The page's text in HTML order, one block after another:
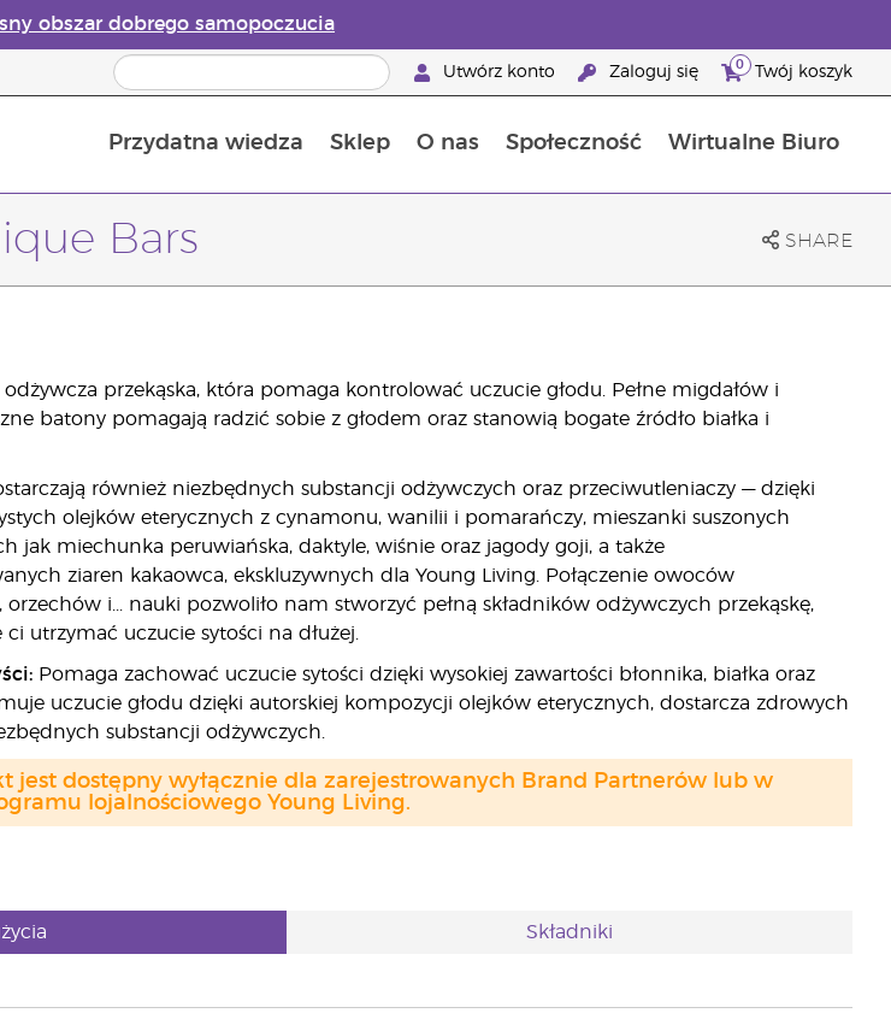
obszar dobrego samopoczucia
Utwórz konto Zaloguj się 0 Twój koszyk
Przydatna wiedza Sklep O nas Społeczność Wirtualne Biuro
Bars SHARE
przekąska, która pomaga kontrolować uczucie głodu. Pełne migdałów i
batony pomagają radzić sobie z głodem oraz stanowią bogate źródło białka i
również niezbędnych substancji odżywczych oraz przeciwutleniaczy — dzięki
olejków eterycznych z cynamonu, wanilii i pomarańczy, mieszanki suszonych
jak miechunka peruwiańska, daktyle, wiśnie oraz jagody goji, a także
ziaren kakaowca, ekskluzywnych dla Young Living. Połączenie owoców
orzechów i... nauki pozwoliło nam stworzyć pełną składników odżywczych przekąskę,
utrzymać uczucie sytości na dłużej.
Pomaga zachować uczucie sytości dzięki wysokiej zawartości błonnika, białka oraz
uczucie głodu dzięki autorskiej kompozycji olejków eterycznych, dostarcza zdrowych
substancji odżywczych.
jest dostępny wyłącznie dla zarejestrowanych Brand Partnerów lub w
lojalnościowego Young Living.
Składniki